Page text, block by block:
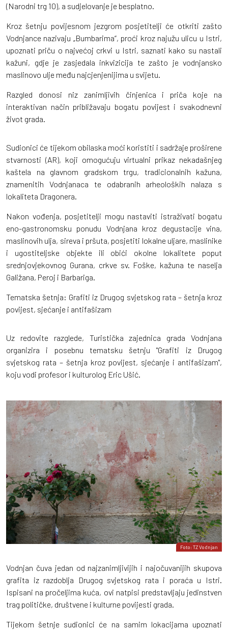
(Narodni trg 10), a sudjelovanje je besplatno.
Kroz šetnju povijesnom jezgrom posjetitelji će otkriti zašto
Vodnjance nazivaju „Bumbarima“, proći kroz najužu ulicu u Istri,
upoznati priču o najvećoj crkvi u Istri, saznati kako su nastali
kažuni, gdje je zasjedala inkvizicija te zašto je vodnjansko
maslinovo ulje među najcjenjenijima u svijetu.
Razgled donosi niz zanimljivih činjenica i priča koje na
interaktivan način približavaju bogatu povijest i svakodnevni
život grada.
Sudionici će tijekom obilaska moći koristiti i sadržaje proširene
stvarnosti (AR), koji omogućuju virtualni prikaz nekadašnjeg
kaštela na glavnom gradskom trgu, tradicionalnih kažuna,
znamenitih Vodnjanaca te odabranih arheoloških nalaza s
lokaliteta Dragonera.
Nakon vođenja, posjetitelji mogu nastaviti istraživati bogatu
eno-gastronomsku ponudu Vodnjana kroz degustacije vina,
maslinovih ulja, sireva i pršuta, posjetiti lokalne uljare, maslinike
i ugostiteljske objekte ili obići okolne lokalitete poput
srednjovjekovnog Gurana, crkve sv. Foške, kažuna te naselja
Galižana, Peroj i Barbariga.
Tematska šetnja: Grafiti iz Drugog svjetskog rata – šetnja kroz
povijest, sjećanje i antifašizam
Uz redovite razglede, Turistička zajednica grada Vodnjana
organizira i posebnu tematsku šetnju "Grafiti iz Drugog
svjetskog rata – šetnja kroz povijest, sjećanje i antifašizam",
koju vodi profesor i kulturolog Eric Ušić.
Foto: TZ Vodnjan
Vodnjan čuva jedan od najzanimljivijih i najočuvanijih skupova
grafita iz razdoblja Drugog svjetskog rata i poraća u Istri.
Ispisani na pročeljima kuća, ovi natpisi predstavljaju jedinstven
trag političke, društvene i kulturne povijesti grada.
Tijekom šetnje sudionici će na samim lokacijama upoznati